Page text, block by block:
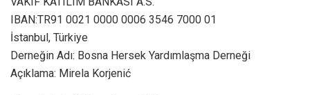
IBAN:TR91 0021 0000 0006 3546 7000 01
İstanbul, Türkiye
Derneğin Adı: Bosna Hersek Yardımlaşma Derneği
Açıklama: Mirela Korjenić